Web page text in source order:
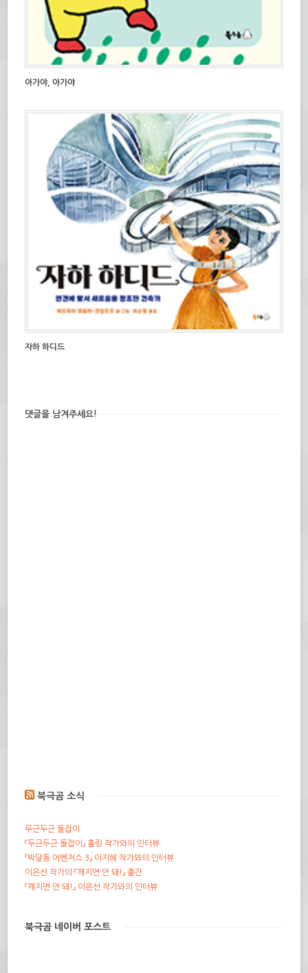
아가야, 아가야
자하 하디드
댓글을 남겨주세요!
북극곰 소식
두근두근 돌잡이
『두근두근 돌잡이』 홀링 작가와의 인터뷰
『박달동 어벤저스 3』 이지혜 작가와의 인터뷰
이은선 작가의 『깨지면 안 돼!』 출간
『깨지면 안 돼!』 이은선 작가와의 인터뷰
북극곰 네이버 포스트